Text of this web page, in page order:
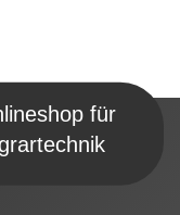
für